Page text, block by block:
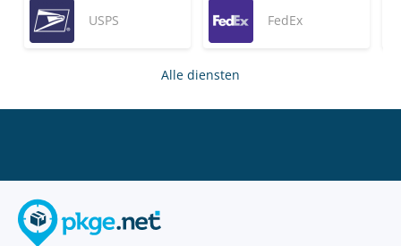
USPS FedEx
Alle diensten